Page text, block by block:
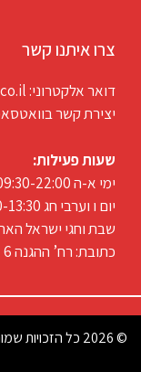
צרו איתנו קשר
דואר אלקטרוני: sales@sitonai.co.il
יצירת קשר בוואטסאפ: 050-2224768 (לא בשבת וחגי
שעות פעילות:
ימי א-ה 09:30-22:00 באונליין (החנות פעילה להגעה עד 19:00)
יום ו וערבי חג 09:30-13:30
שבת וחגי ישראל
כתובת: רח’ ההגנה 6 אור יהודה – אבי סופר
© 2026 כל הזכויות שמורות